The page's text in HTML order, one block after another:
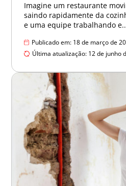
Imagine um restaurante
saindo rapidamente da
e uma equipe trabalhando
Publicado em: 18 de março de
Última atualização: 12 de junho